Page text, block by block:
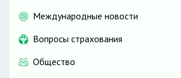
Международные новости
Вопросы страхования
Общество